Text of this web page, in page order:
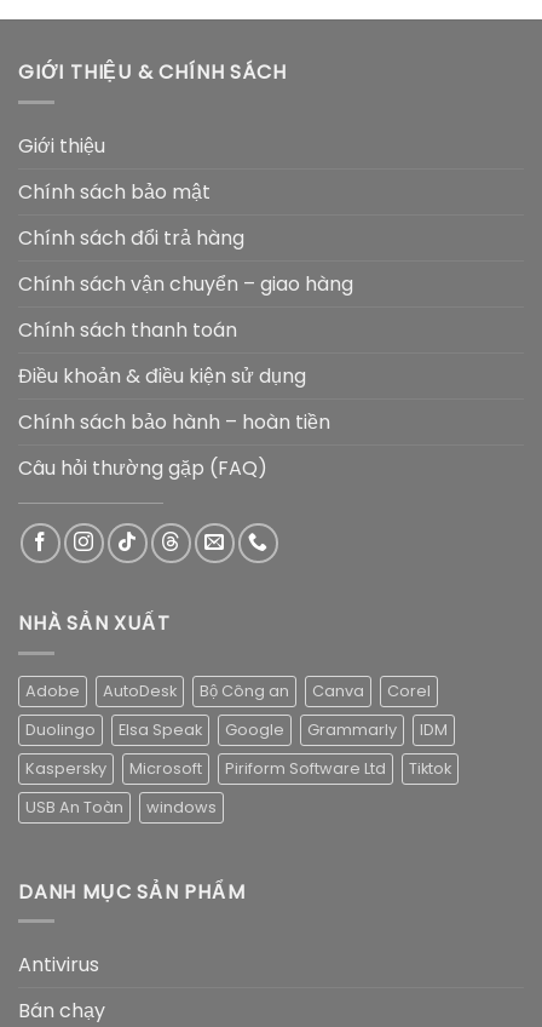
là:
tại
GIỚI THIỆU & CHÍNH SÁCH
Giới thiệu
Chính sách bảo mật
Chính sách đổi trả hàng
Chính sách vận chuyển – giao hàng
Chính sách thanh toán
Điều khoản & điều kiện sử dụng
Chính sách bảo hành – hoàn tiền
Câu hỏi thường gặp (FAQ)
NHÀ SẢN XUẤT
Adobe AutoDesk Bộ Công an Canva
Corel
Duolingo
Elsa Speak Google Grammarly
IDM
Kaspersky
Microsoft Piriform Software Ltd
Tiktok
USB An Toàn
windows
DANH MỤC SẢN PHẨM
Antivirus
Bán chạy